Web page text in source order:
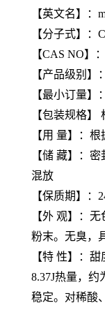
【英文名】：
【分子式】：
【CAS NO】
【产品级别】
【最小订量】
【包装规格】
【用 量】：
【储 藏】：
混放
【保质期】：
【外 观】：无
粉末。无臭，
【特 性】：甜
8.37J热量，
稳定。对稀酸